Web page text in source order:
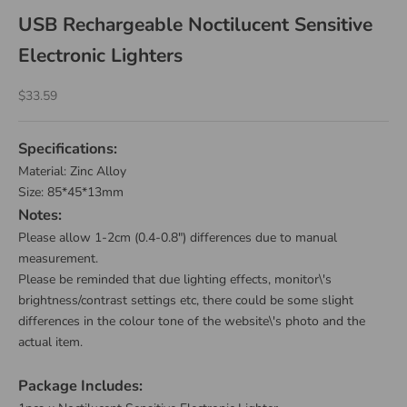
USB Rechargeable Noctilucent Sensitive
Electronic Lighters
Sale price
$33.59
Specifications:
Material: Zinc Alloy
Size: 85*45*13mm
Notes:
Please allow 1-2cm (0.4-0.8") differences due to manual
measurement.
Please be reminded that due lighting effects, monitor\'s
brightness/contrast settings etc, there could be some slight
differences in the colour tone of the website\'s photo and the
actual item.
Package Includes: